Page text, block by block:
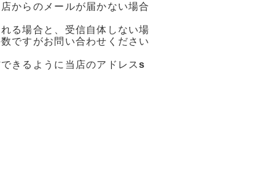
からのメールが届かない場合
る場合と、受信自体しない場
ですがお問い合わせください
きるように当店のアドレスs